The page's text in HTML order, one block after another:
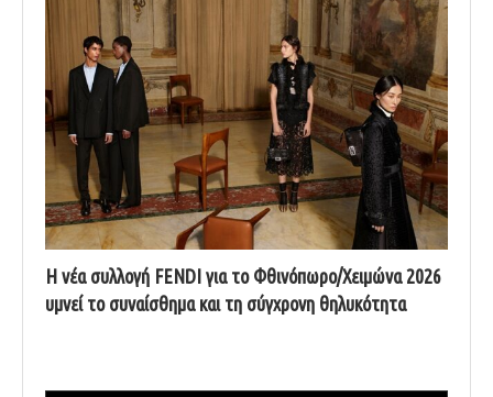
Η νέα συλλογή FENDI για το Φθινόπωρο/Χειμώνα 2026
υμνεί το συναίσθημα και τη σύγχρονη θηλυκότητα